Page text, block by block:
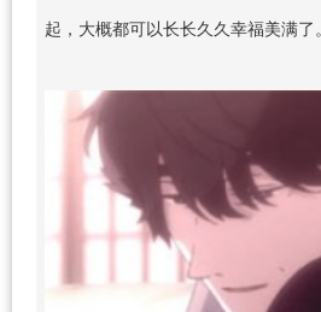
起，大概都可以长长久久幸福美满了。